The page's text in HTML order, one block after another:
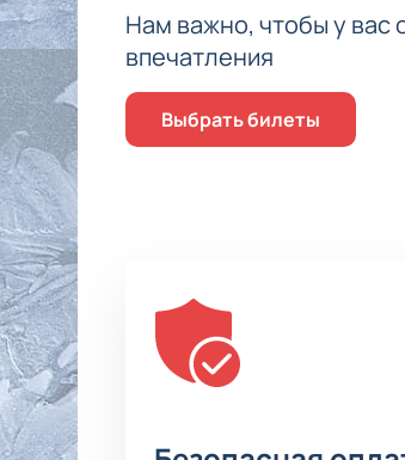
Нам важно, чтобы у вас
впечатления
Выбрать билеты